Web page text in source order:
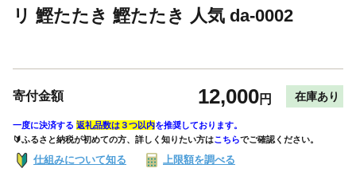
リ 鰹たたき 鰹たたき 人気 da-0002
寄付金額 12,000円 在庫あり
一度に決済する 返礼品数は３つ以内を推奨しております。
🔰ふるさと納税が初めての方、詳しく知りたい方はこちらでご確認ください。
仕組みについて知る 上限額を調べる